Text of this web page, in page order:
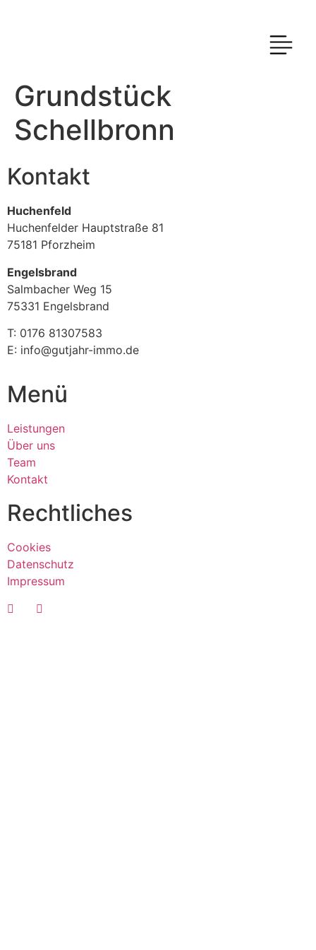
Grundstück
Schellbronn
Kontakt
Huchenfeld
Huchenfelder Hauptstraße 81
75181 Pforzheim
Engelsbrand
Salmbacher Weg 15
75331 Engelsbrand
T: 0176 81307583
E: info@gutjahr-immo.de
Menü
Leistungen
Über uns
Team
Kontakt
Rechtliches
Cookies
Datenschutz
Impressum